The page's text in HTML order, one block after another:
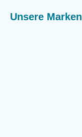
Unsere Marken